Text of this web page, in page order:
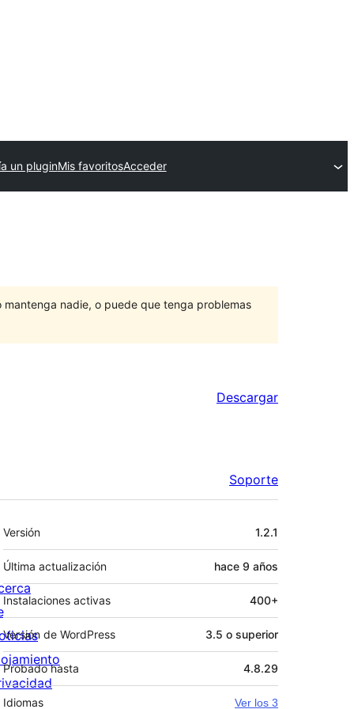
un pluginMis favoritosAcceder
nadie, o puede que tenga problemas
Descargar
Soporte
Meta
Versión 1.2.1
Última actualización hace 9 años
Instalaciones activas 400+
Versión de WordPress 3.5 o superior
Probado hasta 4.8.29
Idiomas Ver los 3